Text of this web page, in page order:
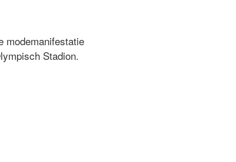
modemanifestatie
Stadion.